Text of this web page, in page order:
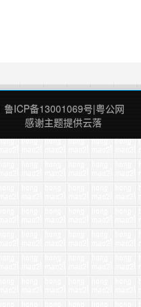
鲁ICP备13001069号|粤公网
感谢主题提供云落